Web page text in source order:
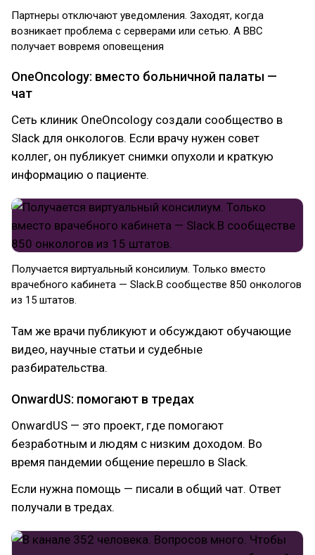
Партнеры отключают уведомления. Заходят, когда
возникает проблема с серверами или сетью. А BBC
получает вовремя оповещения
OneOncology: вместо больничной палаты —
чат
Сеть клиник OneOncology создали сообщество в
Slack для онкологов. Если врачу нужен совет
коллег, он публикует снимки опухоли и краткую
информацию о пациенте.
Получается виртуальный консилиум. Только вместо
врачебного кабинета — Slack.В сообществе 850 онкологов
из 15 штатов.
Там же врачи публикуют и обсуждают обучающие
видео, научные статьи и судебные
разбирательства.
OnwardUS: помогают в тредах
OnwardUS — это проект, где помогают
безработным и людям с низким доходом. Во
время пандемии общение перешло в Slack.
Если нужна помощь — писали в общий чат. Ответ
получали в тредах.